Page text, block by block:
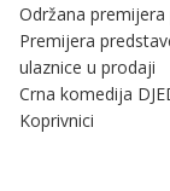
Održana
Premijera
ulaznice u prodaji
Crna komedija
Koprivnici